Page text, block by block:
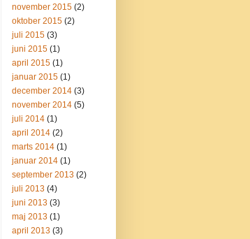
november 2015 (2)
oktober 2015 (2)
juli 2015 (3)
juni 2015 (1)
april 2015 (1)
januar 2015 (1)
december 2014 (3)
november 2014 (5)
juli 2014 (1)
april 2014 (2)
marts 2014 (1)
januar 2014 (1)
september 2013 (2)
juli 2013 (4)
juni 2013 (3)
maj 2013 (1)
april 2013 (3)